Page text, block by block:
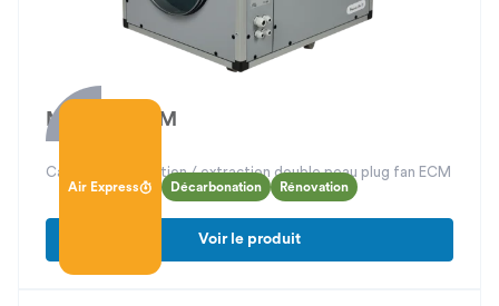
Air Express Décarbonation Rénovation
Modulys ECM
Caisson d’insufflation / extraction double peau plug fan ECM
Voir le produit